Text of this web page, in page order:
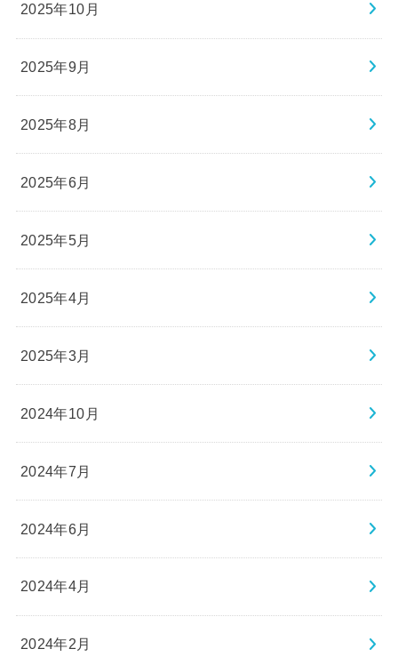
2025年10月
2025年9月
2025年8月
2025年6月
2025年5月
2025年4月
2025年3月
2024年10月
2024年7月
2024年6月
2024年4月
2024年2月